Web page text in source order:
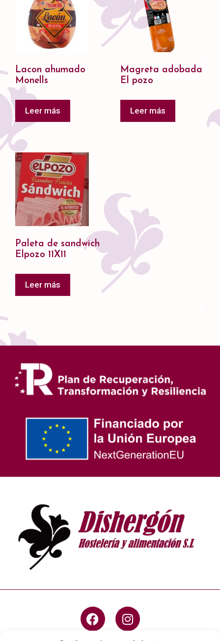
Lacon ahumado
Monells
Leer más
Magreta adobada
El pozo
Leer más
Paleta de sandwich
Elpozo 11X11
Leer más